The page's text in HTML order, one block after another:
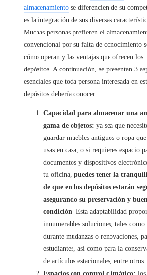
almacenamiento se diferencien de su
es la integración de sus diversas
Muchas personas prefieren el
convencional por su falta de conocimiento
cómo operan y las ventajas que ofrecen los
depósitos. A continuación, se presentan 3
esenciales que toda persona interesada en
depósitos debería conocer:
Capacidad para almacenar una
gama de objetos: ya sea que
guardar muebles antiguos o ropa
usas en casa, o si requieres espacio
documentos y dispositivos
tu oficina, puedes tener la
de que en los depósitos estarán
asegurando su preservación y
condición. Esta adaptabilidad
innumerables soluciones, tales como
durante mudanzas o renovaciones,
estudiantes, así como para la
de artículos estacionales, entre otros.
Espacios con control climático: los